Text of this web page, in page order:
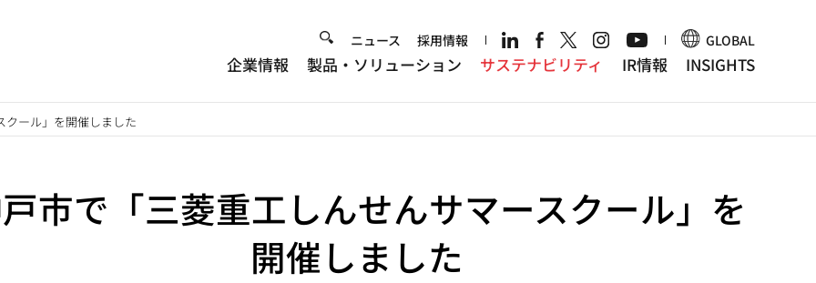
Header
ニュース 採用情報 GLOBAL
企業情報 製品・ソリューション サステナビリティ IR情報 INSIGHTS
クール」を開催しました
市で「三菱重工しんせんサマースクール」を
開催しました